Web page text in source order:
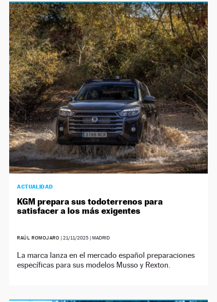
ACTUALIDAD
KGM prepara sus todoterrenos para
satisfacer a los más exigentes
RAÚL ROMOJARO |21/11/2025 | MADRID
La marca lanza en el mercado español preparaciones
específicas para sus modelos Musso y Rexton.